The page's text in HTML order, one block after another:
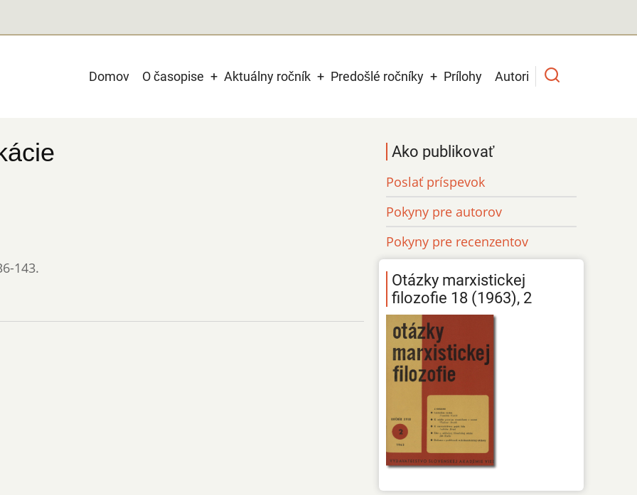
Main
Domov O časopise Aktuálny ročník Predošlé ročníky Prílohy Autori
143.
Ako publikovať
Poslať príspevok
Pokyny pre autorov
Pokyny pre recenzentov
Otázky marxistickej
filozofie 18 (1963), 2